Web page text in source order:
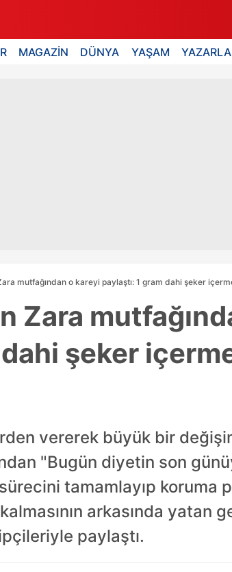
MAGAZİN DÜNYA YAŞAM
mutfağından o kareyi paylaştı: 1 gram dahi şeker
Zara
dahi şeker
vererek büyük bir
"Bugün diyetin son
tamamlayıp koruma
arkasında yatan
paylaştı.